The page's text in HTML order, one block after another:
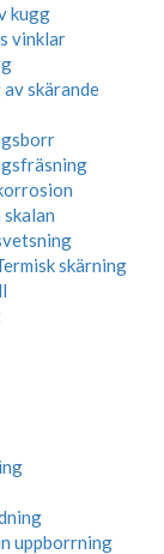
kugg
vinklar
skärande
skärning
uppborrning